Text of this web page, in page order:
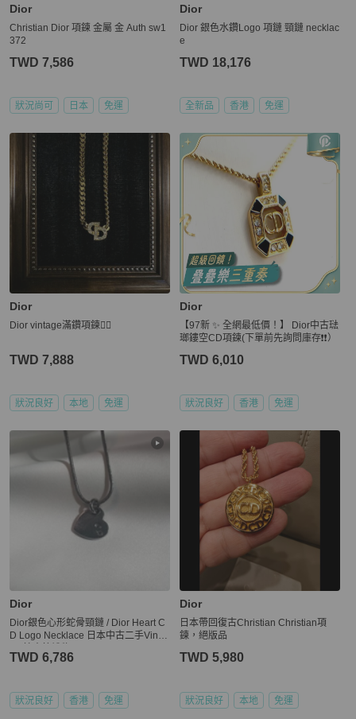
Dior
Christian Dior 項鍊 金屬 金 Auth sw1
372
TWD 7,586
狀況尚可 日本 免運
Dior
Dior 銀色水鑽Logo 項鏈 頸鏈 necklac
e
TWD 18,176
全新品 香港 免運
Dior
Dior vintage滿鑽項鍊❤️‍🔥
TWD 7,888
狀況良好 本地 免運
Dior
【97新 ✨ 全網最低價！】 Dior中古琺
瑯鏤空CD項鍊(下單前先詢問庫存❗️❗️）
TWD 6,010
狀況良好 香港 免運
Dior
Dior銀色心形蛇骨頸鏈 / Dior Heart C
D Logo Necklace 日本中古二手Vinta
TWD 6,786
狀況良好 香港 免運
Dior
日本帶回復古Christian Christian項
鍊，絕版品
TWD 5,980
狀況良好 本地 免運